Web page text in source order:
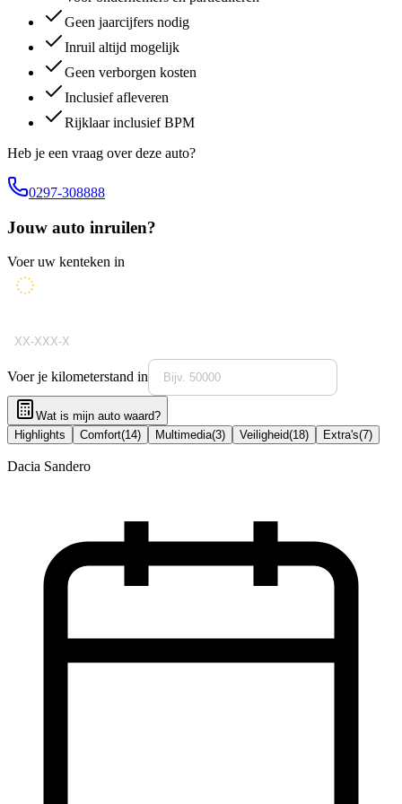
Geen jaarcijfers nodig
Inruil altijd mogelijk
Geen verborgen kosten
Inclusief afleveren
Rijklaar inclusief BPM
Heb je een vraag over deze auto?
0297-308888
Jouw auto inruilen?
Voer uw kenteken in
Voer je kilometerstand in
Wat is mijn auto waard?
Highlights
Comfort(14) Multimedia(3) Veiligheid(18) Extra's(7)
Dacia Sandero